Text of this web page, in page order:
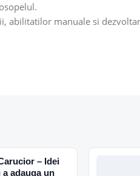
abilitatilor manuale si
– Idei
adauga un